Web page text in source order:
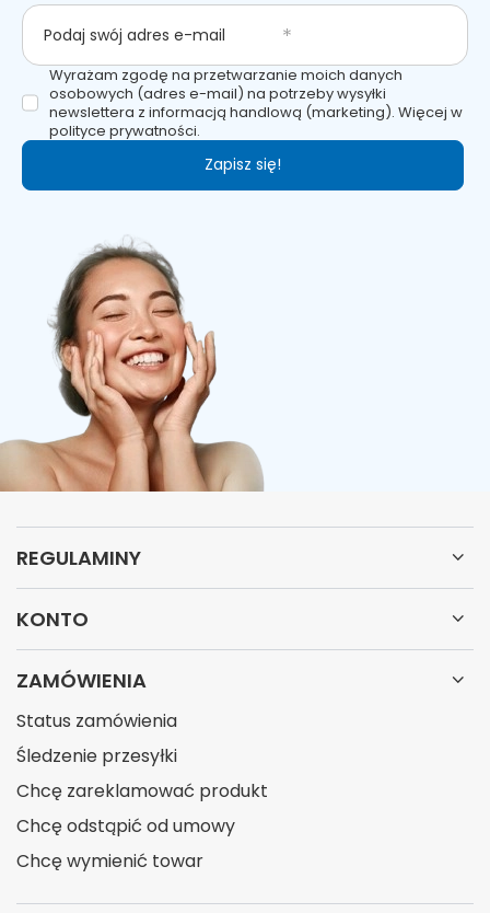
Podaj swój adres e-mail
Wyrażam zgodę na przetwarzanie moich danych
osobowych (adres e-mail) na potrzeby wysyłki
newslettera z informacją handlową (marketing). Więcej w
polityce prywatności.
Zapisz się!
REGULAMINY
KONTO
ZAMÓWIENIA
Status zamówienia
Śledzenie przesyłki
Chcę zareklamować produkt
Chcę odstąpić od umowy
Chcę wymienić towar